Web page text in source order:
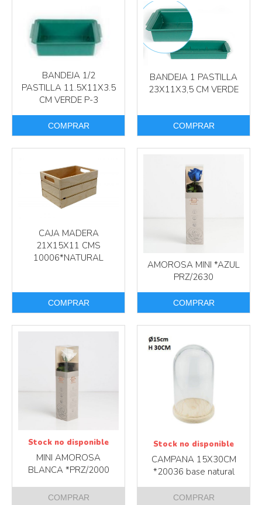
BANDEJA 1/2
PASTILLA 11.5X11X3.5
CM VERDE P-3
COMPRAR
BANDEJA 1 PASTILLA
23X11X3,5 CM VERDE
COMPRAR
CAJA MADERA
21X15X11 CMS
10006*NATURAL
COMPRAR
AMOROSA MINI *AZUL
PRZ/2630
COMPRAR
MINI AMOROSA
BLANCA *PRZ/2000
Stock no disponible
COMPRAR
CAMPANA 15X30CM
*20036 base natural
Stock no disponible
COMPRAR
Más info Más info
Más info